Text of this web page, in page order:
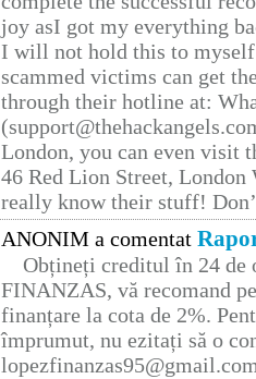
joy asI got my everything
I will not hold this to
scammed victims can get
through their hotline at:
London, you can even visit
46 Red Lion Street, London
really know their stuff!
ANONIM a comentat
Obțineți creditul în 24 de
FINANZAS, vă recomand
finanțare la cota de 2%.
împrumut, nu ezitați să o